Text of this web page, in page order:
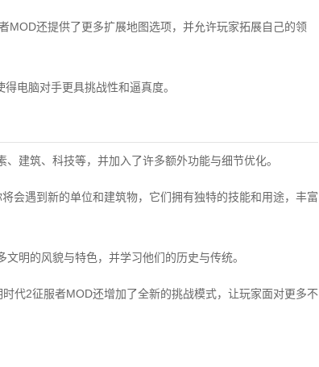
MOD还提供了更多扩展地图选项，并允许玩家拓展自己的领
电脑对手更具挑战性和逼真度。
建筑、科技等，并加入了许多额外功能与细节优化。
会遇到新的单位和建筑物，它们拥有独特的技能和用途，丰富
明的风貌与特色，并学习他们的历史与传统。
代2征服者MOD还增加了全新的挑战模式，让玩家面对更多不